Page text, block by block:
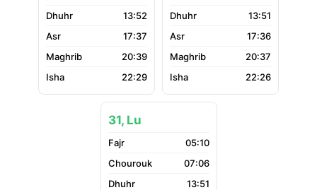
13:52
17:37
20:39
22:29
13:51
17:36
20:37
22:26
31, Lu
05:10
07:06
13:51